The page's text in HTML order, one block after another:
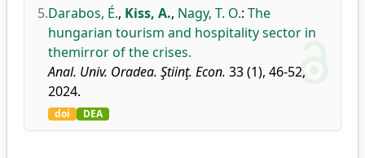
5.Darabos, É., Kiss, A., Nagy, T. O.: The
hungarian tourism and hospitality sector in
themirror of the crises.
Anal. Univ. Oradea. Ştiinţ. Econ. 33 (1), 46-52,
2024.
doi DEA